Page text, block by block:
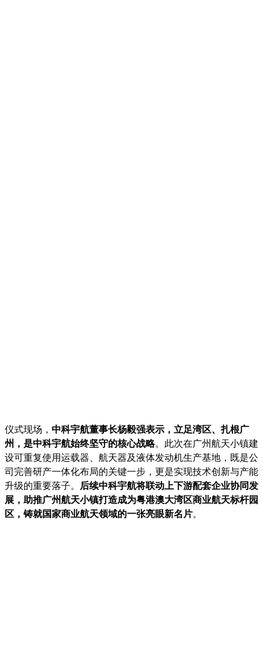
仪式现场， 中科宇航董事长杨毅强表示，立足湾区、扎根广
州，是中科宇航始终坚守的核心战略。此次在广州航天小镇建
设可重复使用运载器、航天器及液体发动机生产基地，既是公
司完善研产一体化布局的关键一步，更是实现技术创新与产能
升级的重要落子。
后续中科宇航将联动上下游配套企业协同发
展，助推广州航天小镇打造成为粤港澳大湾区商业航天标杆园
区，铸就国家商业航天领域的一张亮眼新名片。